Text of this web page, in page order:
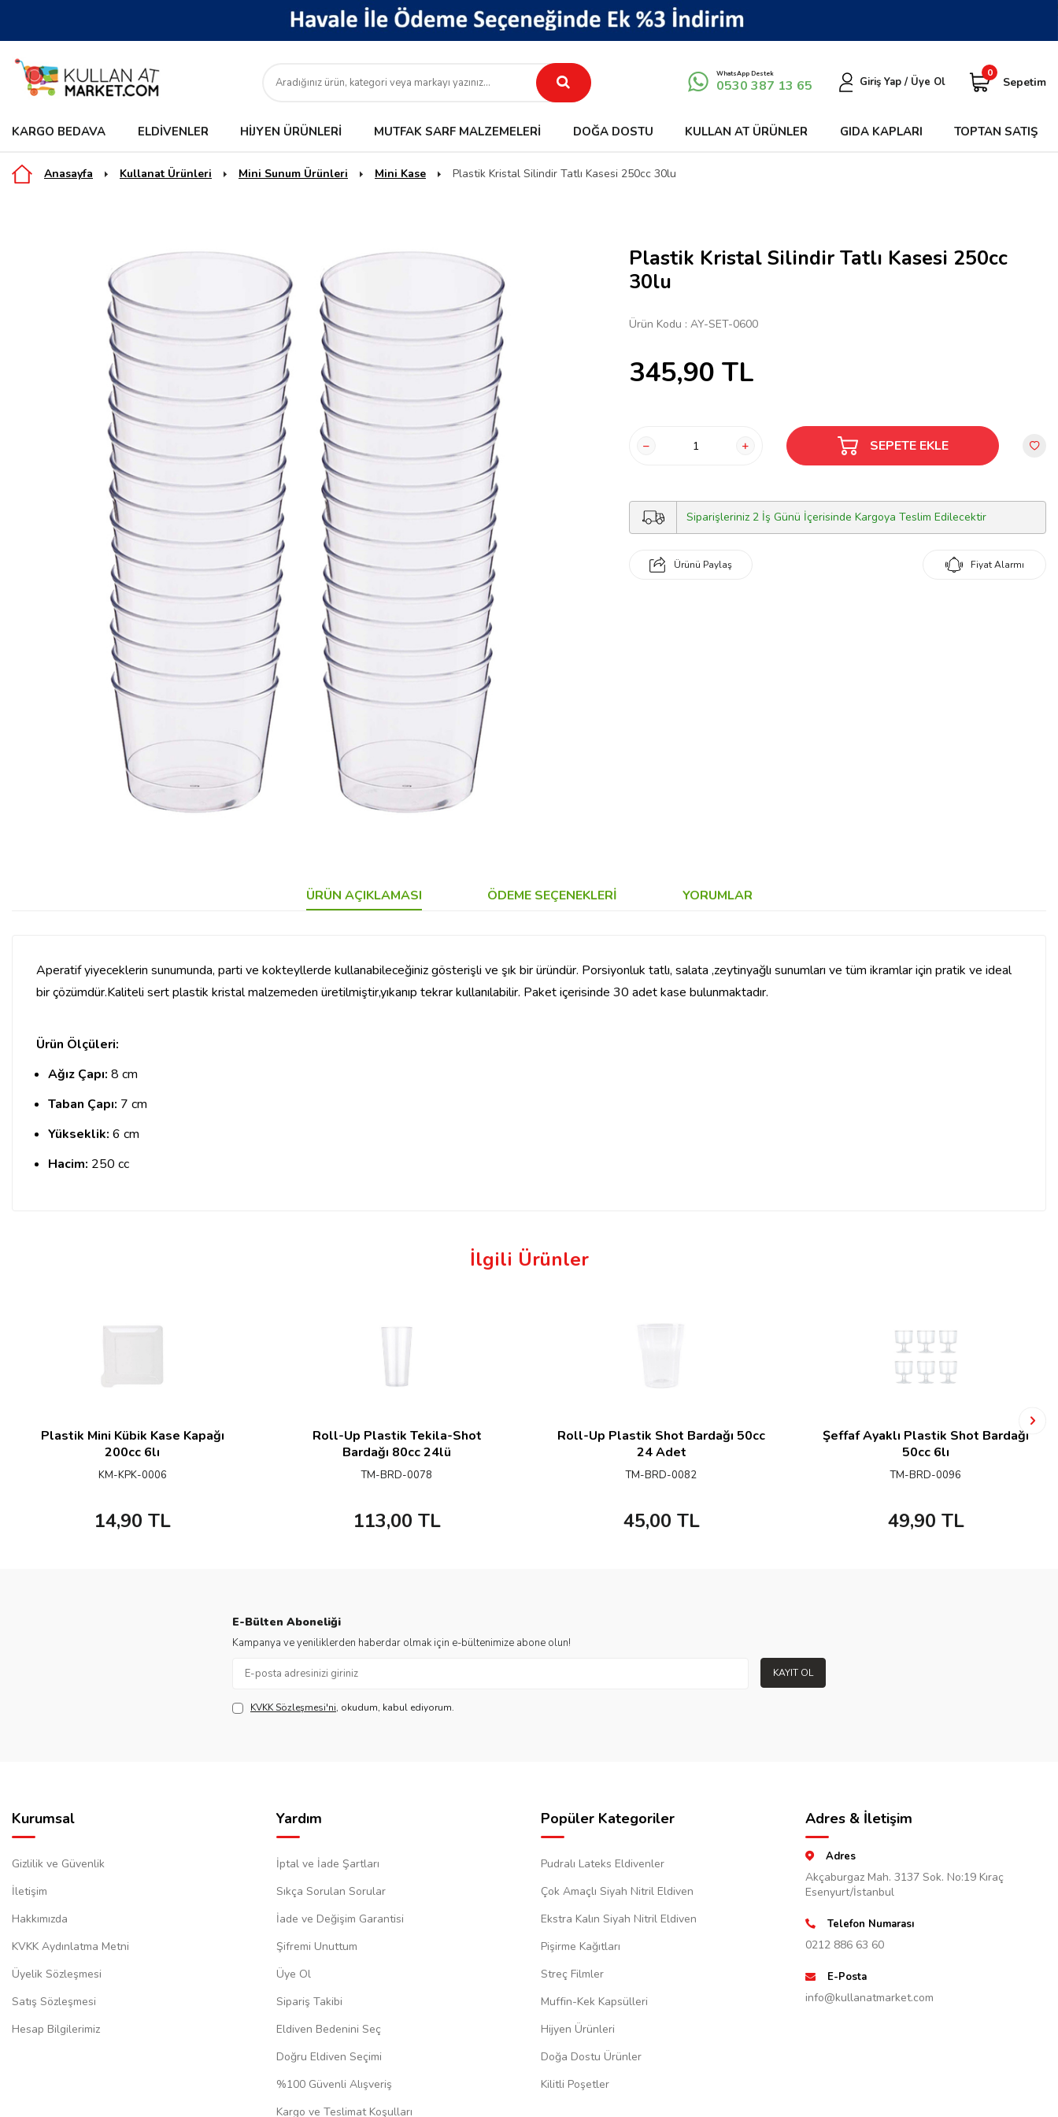
WhatsApp Destek
0530 387 13 65 Giriş Yap / Üye Ol
0
Sepetim
KARGO BEDAVA ELDIVENLER HIJYEN ÜRÜNLERI MUTFAK SARF MALZEMELERI DOĞA DOSTU KULLAN AT ÜRÜNLER GIDA KAPLARI TOPTAN SATIŞ
Anasayfa Kullanat Ürünleri Mini Sunum Ürünleri Mini Kase Plastik Kristal Silindir Tatlı Kasesi 250cc 30lu
Plastik Kristal Silindir Tatlı Kasesi 250cc
30lu
Ürün Kodu : AY-SET-0600
345,90 TL
SEPETE EKLE
Siparişleriniz 2 İş Günü İçerisinde Kargoya Teslim Edilecektir
Ürünü Paylaş Fiyat Alarmı
ÜRÜN AÇIKLAMASI ÖDEME SEÇENEKLERI YORUMLAR
Aperatif yiyeceklerin sunumunda, parti ve kokteyllerde kullanabileceğiniz gösterişli ve şık bir üründür. Porsiyonluk tatlı, salata ,zeytinyağlı sunumları ve tüm ikramlar için pratik ve ideal
bir çözümdür.Kaliteli sert plastik kristal malzemeden üretilmiştir,yıkanıp tekrar kullanılabilir. Paket içerisinde 30 adet kase bulunmaktadır.
Ürün Ölçüleri:
Ağız Çapı: 8 cm
Taban Çapı: 7 cm
Yükseklik: 6 cm
Hacim: 250 cc
İlgili Ürünler
Plastik Mini Kübik Kase Kapağı
200cc 6lı
KM-KPK-0006
14,90 TL
Roll-Up Plastik Tekila-Shot
Bardağı 80cc 24lü
TM-BRD-0078
113,00 TL
Roll-Up Plastik Shot Bardağı 50cc
24 Adet
TM-BRD-0082
45,00 TL
Şeffaf Ayaklı Plastik Shot Bardağı
50cc 6lı
TM-BRD-0096
49,90 TL
E-Bülten Aboneliği
Kampanya ve yeniliklerden haberdar olmak için e-bültenimize abone olun!
KAYIT OL
KVKK Sözleşmesi'ni, okudum, kabul ediyorum.
Kurumsal
Gizlilik ve Güvenlik
İletişim
Hakkımızda
KVKK Aydınlatma Metni
Üyelik Sözleşmesi
Satış Sözleşmesi
Hesap Bilgilerimiz
Yardım
İptal ve İade Şartları
Sıkça Sorulan Sorular
İade ve Değişim Garantisi
Şifremi Unuttum
Üye Ol
Sipariş Takibi
Eldiven Bedenini Seç
Doğru Eldiven Seçimi
%100 Güvenli Alışveriş
Kargo ve Teslimat Koşulları
Popüler Kategoriler
Pudralı Lateks Eldivenler
Çok Amaçlı Siyah Nitril Eldiven
Ekstra Kalın Siyah Nitril Eldiven
Pişirme Kağıtları
Streç Filmler
Muffin-Kek Kapsülleri
Hijyen Ürünleri
Doğa Dostu Ürünler
Kilitli Poşetler
Adres & İletişim
Adres
Akçaburgaz Mah. 3137 Sok. No:19 Kıraç
Esenyurt/İstanbul
Telefon Numarası
0212 886 63 60
E-Posta
info@kullanatmarket.com